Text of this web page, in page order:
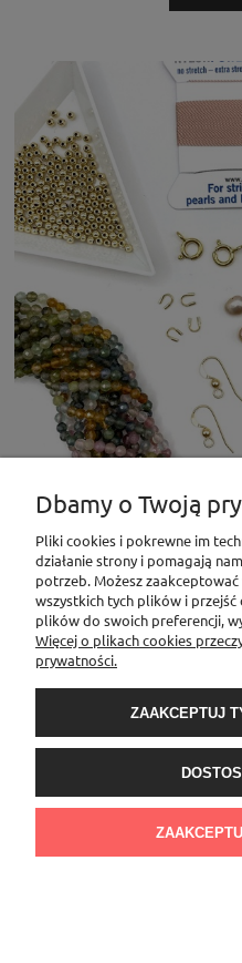
BEZPIECZEŃSTWO
Zasady bezpiecznego użytkowania
CZYTAJ
Dbamy o Twoją
Pliki cookies i pokrewne im
działanie strony i pomagają
potrzeb. Możesz
wszystkich tych plików i
plików do swoich preferencji,
Więcej o plikach cookies
prywatności.
ZAAKCEPTUJ